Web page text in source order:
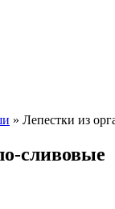
» Лепестки из
сливовые